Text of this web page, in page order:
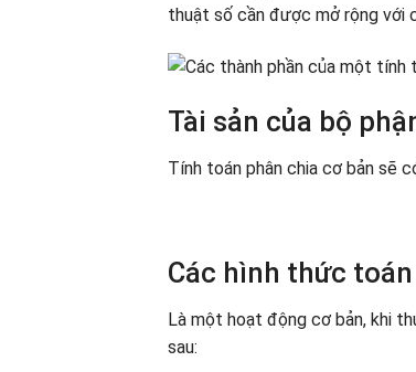
thuật số cần được mở rộng với
Tài sản của bộ
Tính toán phân chia cơ bản sẽ
Các hình thức
Là một hoạt động cơ bản, khi
sau: